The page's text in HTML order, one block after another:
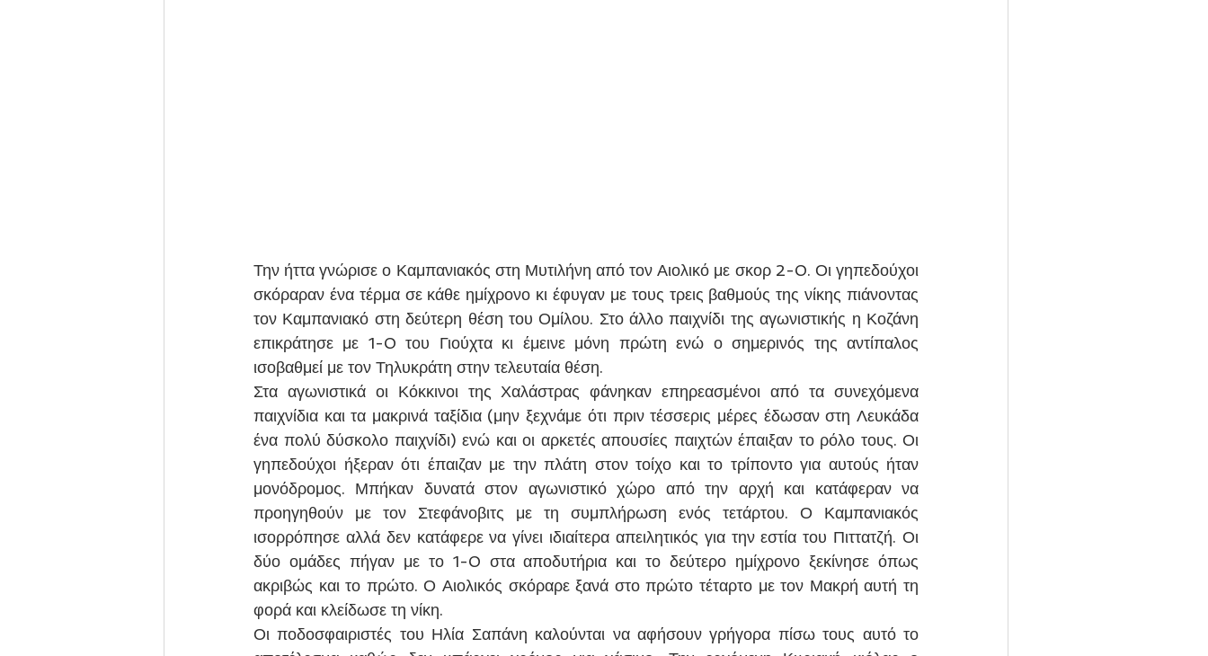
Την ήττα γνώρισε ο Καμπανιακός στη Μυτιλήνη από τον Αιολικό με σκορ 2-0. Οι γηπεδούχοι
σκόραραν ένα τέρμα σε κάθε ημίχρονο κι έφυγαν με τους τρεις βαθμούς της νίκης πιάνοντας
τον Καμπανιακό στη δεύτερη θέση του Ομίλου. Στο άλλο παιχνίδι της αγωνιστικής η Κοζάνη
επικράτησε με 1-0 του Γιούχτα κι έμεινε μόνη πρώτη ενώ ο σημερινός της αντίπαλος
ισοβαθμεί με τον Τηλυκράτη στην τελευταία θέση.
Στα αγωνιστικά οι Κόκκινοι της Χαλάστρας φάνηκαν επηρεασμένοι από τα συνεχόμενα
παιχνίδια και τα μακρινά ταξίδια (μην ξεχνάμε ότι πριν τέσσερις μέρες έδωσαν στη Λευκάδα
ένα πολύ δύσκολο παιχνίδι) ενώ και οι αρκετές απουσίες παιχτών έπαιξαν το ρόλο τους. Οι
γηπεδούχοι ήξεραν ότι έπαιζαν με την πλάτη στον τοίχο και το τρίποντο για αυτούς ήταν
μονόδρομος. Μπήκαν δυνατά στον αγωνιστικό χώρο από την αρχή και κατάφεραν να
προηγηθούν με τον Στεφάνοβιτς με τη συμπλήρωση ενός τετάρτου. Ο Καμπανιακός
ισορρόπησε αλλά δεν κατάφερε να γίνει ιδιαίτερα απειλητικός για την εστία του Πιττατζή. Οι
δύο ομάδες πήγαν με το 1-0 στα αποδυτήρια και το δεύτερο ημίχρονο ξεκίνησε όπως
ακριβώς και το πρώτο. Ο Αιολικός σκόραρε ξανά στο πρώτο τέταρτο με τον Μακρή αυτή τη
φορά και κλείδωσε τη νίκη.
Οι ποδοσφαιριστές του Ηλία Σαπάνη καλούνται να αφήσουν γρήγορα πίσω τους αυτό το